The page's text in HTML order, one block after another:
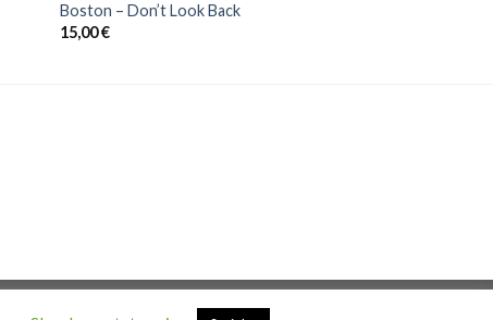
Boston – Don’t Look Back
15,00€